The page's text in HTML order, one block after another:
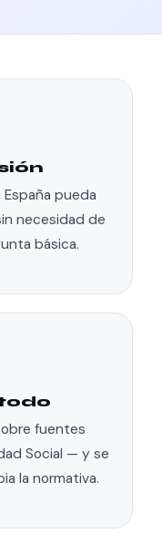
pueda
necesidad de
básica.
fuentes
Social — y se
la normativa.